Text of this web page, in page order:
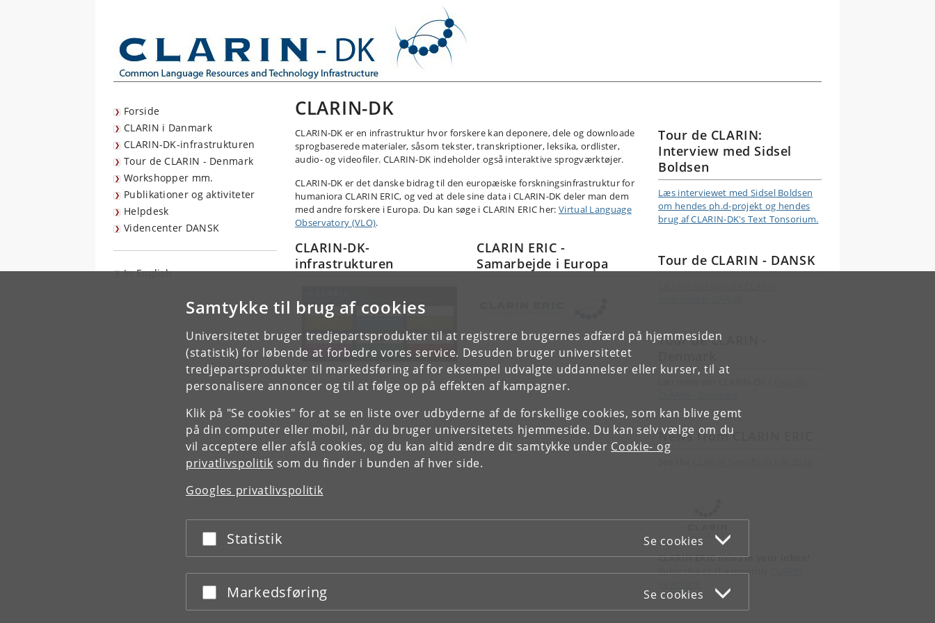
Samtykke til brug af cookies
Universitetet bruger tredjepartsprodukter til at registrere brugernes adfærd på hjemmesiden
(statistik) for løbende at forbedre vores service. Desuden bruger universitetet
tredjepartsprodukter til markedsføring af for eksempel udvalgte uddannelser eller kurser, til at
personalisere annoncer og til at følge op på effekten af kampagner.
Klik på "Se cookies" for at se en liste over udbyderne af de forskellige cookies, som kan blive gemt
på din computer eller mobil, når du bruger universitetets hjemmeside. Du kan selv vælge om du
vil acceptere eller afslå cookies, og du kan altid ændre dit samtykke under Cookie- og
privatlivspolitik som du finder i bunden af hver side.
Googles privatlivspolitik
Acceptér eller afslå
Statistik Se cookies
Acceptér eller afslå
Markedsføring Se cookies
Forside
CLARIN i Danmark
CLARIN-DK-infrastrukturen
Tour de CLARIN - Denmark
Workshopper mm.
Publikationer og aktiviteter
Helpdesk
Videncenter DANSK
In English
CLARIN-DK
CLARIN-DK er en infrastruktur hvor forskere kan deponere, dele og downloade
sprogbaserede materialer, såsom tekster, transkriptioner, leksika, ordlister,
audio- og videofiler. CLARIN-DK indeholder også interaktive sprogværktøjer.
CLARIN-DK er det danske bidrag til den europæiske forskningsinfrastruktur for
humaniora CLARIN ERIC, og ved at dele sine data i CLARIN-DK deler man dem
med andre forskere i Europa. Du kan søge i CLARIN ERIC her: Virtual Language
Observatory (VLO).
CLARIN-DK-
infrastrukturen
CLARIN ERIC -
Samarbejde i Europa
Tour de CLARIN:
Interview med Sidsel
Boldsen
Læs interviewet med Sidsel Boldsen
om hendes ph.d-projekt og hendes
brug af CLARIN-DK's Text Tonsorium.
Tour de CLARIN - DANSK
Tour de CLARIN -
News from CLARIN ERIC
CLARIN ERIC news in your inbox!
Subscribe to the monthly